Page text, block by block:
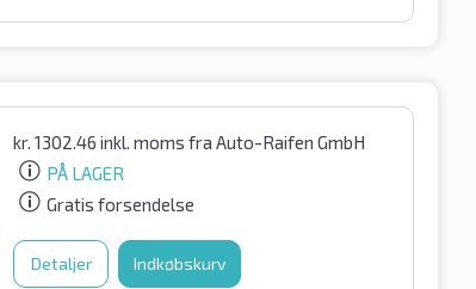
kr. 1302.46 inkl. moms fra Auto-Raifen GmbH
PÅ LAGER
Gratis forsendelse
Detaljer Indkøbskurv